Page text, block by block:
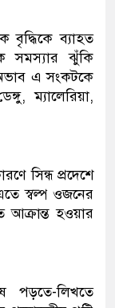
বৃদ্ধিকে ব্যাহত
সমস্যার ঝুঁকি
অভাব এ সংকটকে
ম্যালেরিয়া,
সিন্ধ প্রদেশে
স্বল্প ওজনের
আক্রান্ত হওয়ার
পড়তে-লিখতে